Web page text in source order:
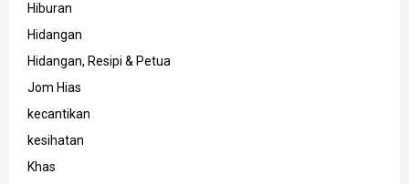
Hiburan
Hidangan
Hidangan, Resipi & Petua
Jom Hias
kecantikan
kesihatan
Khas